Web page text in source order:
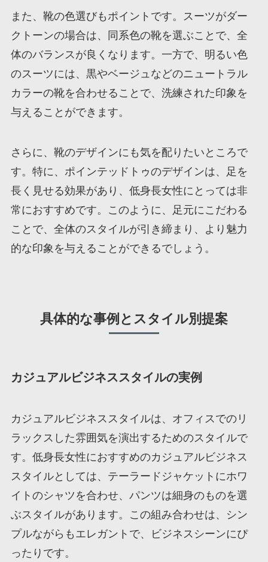
また、靴の色選びもポイントです。スーツがダー
クトーンの場合は、同系色の靴を選ぶことで、全
体のバランスが良くなります。一方で、明るい色
のスーツには、黒やベージュなどのニュートラル
カラーの靴を合わせることで、洗練された印象を
与えることができます。
さらに、靴のデザインにも気を配りたいところで
す。特に、ポインテッドトゥのデザインは、足を
長く見せる効果があり、低身長女性にとっては非
常におすすめです。このように、足元にこだわる
ことで、全体のスタイルが引き締まり、より魅力
的な印象を与えることができるでしょう。
具体的な事例とスタイル別提案
カジュアルビジネススタイルの実例
カジュアルビジネススタイルは、オフィスでのリ
ラックスした雰囲気を演出するためのスタイルで
す。低身長女性におすすめのカジュアルビジネス
スタイルとしては、テーラードジャケットにホワ
イトのシャツを合わせ、パンツは細身のものを選
ぶスタイルがあります。この組み合わせは、シン
プルながらもエレガントで、ビジネスシーンにぴ
ったりです。